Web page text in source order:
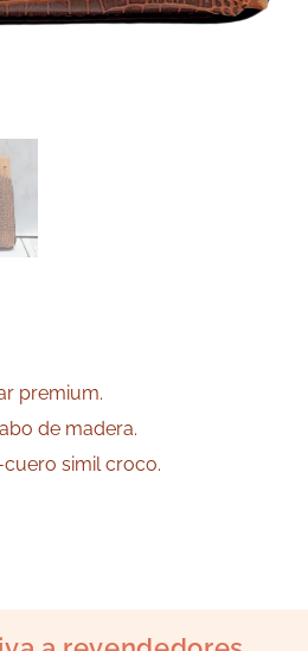
premium.
de madera.
simil croco.